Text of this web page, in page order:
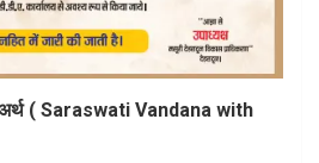
अर्थ ( Saraswati Vandana with